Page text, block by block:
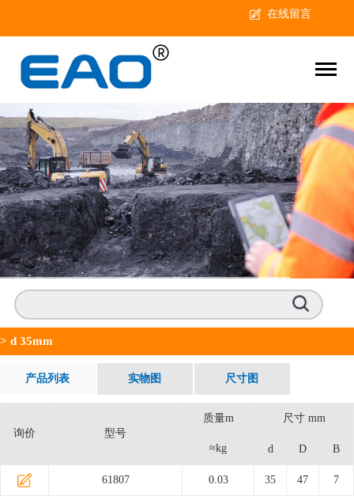
在线留言
> d 35mm
产品列表 实物图 尺寸图
询价 型号
质量m
≈kg
尺寸 mm
d D B
61807 0.03 35 47 7